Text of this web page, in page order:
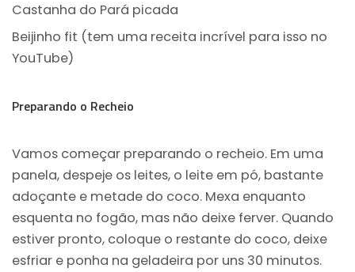
Castanha do Pará picada
Beijinho fit (tem uma receita incrível para isso no
YouTube)
Preparando o Recheio
Vamos começar preparando o recheio. Em uma
panela, despeje os leites, o leite em pó, bastante
adoçante e metade do coco. Mexa enquanto
esquenta no fogão, mas não deixe ferver. Quando
estiver pronto, coloque o restante do coco, deixe
esfriar e ponha na geladeira por uns 30 minutos.